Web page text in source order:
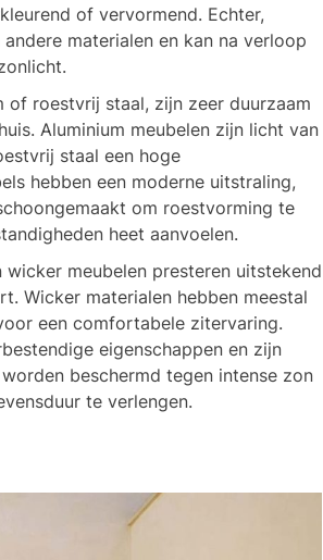
of vervormend. Echter,
materialen en kan na verloop
of roestvrij staal, zijn zeer duurzaam
Aluminium meubelen zijn licht van
staal een hoge
hebben een moderne uitstraling,
om roestvorming te
heet aanvoelen.
meubelen presteren uitstekend
Wicker materialen hebben meestal
een comfortabele zitervaring.
eigenschappen en zijn
beschermd tegen intense zon
te verlengen.